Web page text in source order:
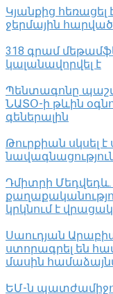
Կյանքից հեռացել
ջերմային
318 գրամ
կալանավորվել է
Պենտագոնը
ՆԱՏՕ-ի թևին
գեներալին
Թուրքիան սկսել
Դմիտրի
կրկնում է
Սաուդյան
ստորագրել են
մասին
ԵՄ-ն